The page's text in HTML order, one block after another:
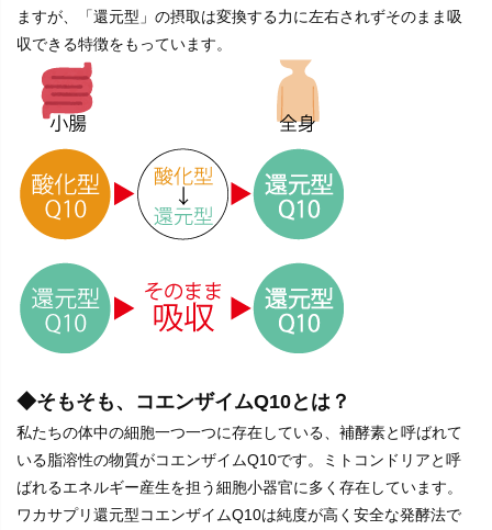
ますが、「還元型」の摂取は変換する力に左右されずそのまま吸
収できる特徴をもっています。
◆そもそも、コエンザイムQ10とは？
私たちの体中の細胞一つ一つに存在している、補酵素と呼ばれて
いる脂溶性の物質がコエンザイムQ10です。ミトコンドリアと呼
ばれるエネルギー産生を担う細胞小器官に多く存在しています。
ワカサプリ還元型コエンザイムQ10は純度が高く安全な発酵法で